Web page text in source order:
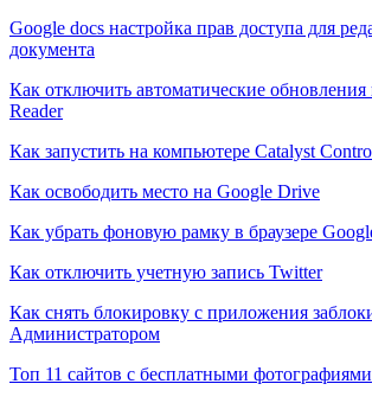
Google docs настройка прав доступа для
документа
Как отключить автоматические
Reader
Как запустить на компьютере Catalyst
Как освободить место на Google Drive
Как убрать фоновую рамку в браузере
Как отключить учетную запись Twitter
Как снять блокировку с приложения
Администратором
Топ 11 сайтов с бесплатными фотографиями